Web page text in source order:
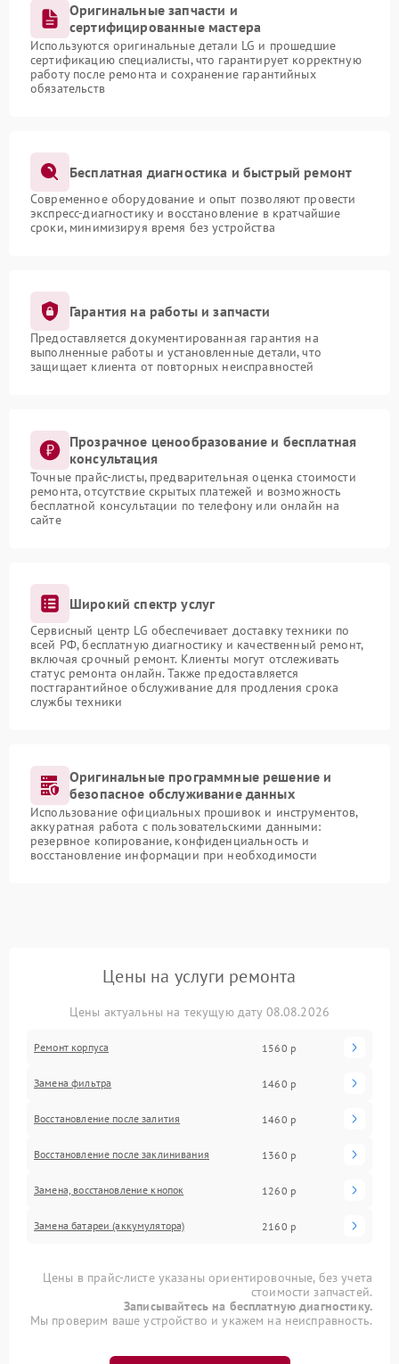
Оригинальные запчасти и
сертифицированные мастера
Используются оригинальные детали LG и прошедшие
сертификацию специалисты, что гарантирует корректную
работу после ремонта и сохранение гарантийных
обязательств
Бесплатная диагностика и быстрый ремонт
Современное оборудование и опыт позволяют провести
экспресс-диагностику и восстановление в кратчайшие
сроки, минимизируя время без устройства
Гарантия на работы и запчасти
Предоставляется документированная гарантия на
выполненные работы и установленные детали, что
защищает клиента от повторных неисправностей
Прозрачное ценообразование и бесплатная
консультация
Точные прайс-листы, предварительная оценка стоимости
ремонта, отсутствие скрытых платежей и возможность
бесплатной консультации по телефону или онлайн на
сайте
Широкий спектр услуг
Сервисный центр LG обеспечивает доставку техники по
всей РФ, бесплатную диагностику и качественный ремонт,
включая срочный ремонт. Клиенты могут отслеживать
статус ремонта онлайн. Также предоставляется
постгарантийное обслуживание для продления срока
службы техники
Оригинальные программные решение и
безопасное обслуживание данных
Использование официальных прошивок и инструментов,
аккуратная работа с пользовательскими данными:
резервное копирование, конфиденциальность и
восстановление информации при необходимости
Цены на услуги ремонта
Цены актуальны на текущую дату 08.08.2026
Ремонт корпуса 1560 р
Замена фильтра 1460 р
Восстановление после залития 1460 р
Восстановление после заклинивания 1360 р
Замена, восстановление кнопок 1260 р
Замена батареи (аккумулятора) 2160 р
Цены в прайс-листе указаны ориентировочные, без учета
стоимости запчастей.
Записывайтесь на бесплатную диагностику.
Мы проверим ваше устройство и укажем на неисправность.